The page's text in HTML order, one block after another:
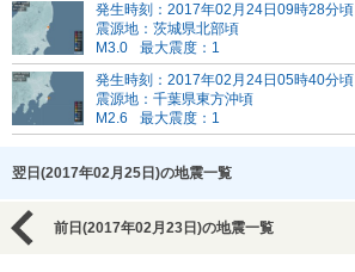
発生時刻：2017年02月24日09時28分頃
震源地：茨城県北部頃
M3.0
最大震度：1
発生時刻：2017年02月24日05時40分頃
震源地：千葉県東方沖頃
M2.6
最大震度：1
翌日(2017年02月25日)の地震一覧
前日(2017年02月23日)の地震一覧